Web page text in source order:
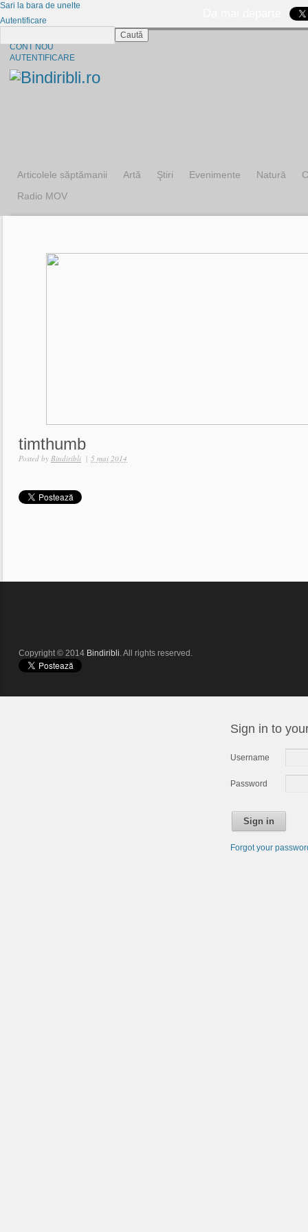
CONT NOU
AUTENTIFICARE
Articolele săptămanii Artă Ştiri Evenimente Natură
Radio MOV
timthumb
Posted by Bindiribli | 5 mai 2014
Copyright © 2014 Bindiribli. All rights reserved.
Sign in to
Username
Password
Sign in
Forgot your
Sari la bara de unelte
Autentificare
Caută